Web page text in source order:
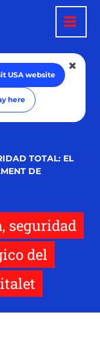
USA website
here
TOTAL: EL
DE
seguridad
del